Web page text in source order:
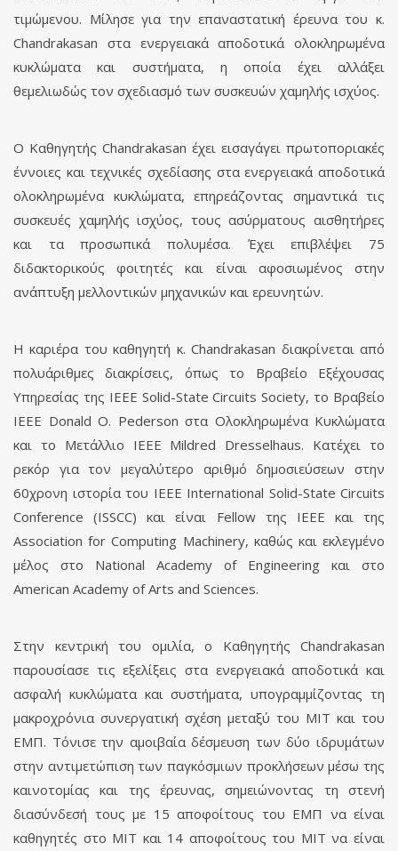
τιμώμενου. Μίλησε για την επαναστατική έρευνα του κ.
Chandrakasan στα ενεργειακά αποδοτικά ολοκληρωμένα
κυκλώματα και συστήματα, η οποία έχει αλλάξει
θεμελιωδώς τον σχεδιασμό των συσκευών χαμηλής ισχύος.
Ο Καθηγητής Chandrakasan έχει εισαγάγει πρωτοποριακές
έννοιες και τεχνικές σχεδίασης στα ενεργειακά αποδοτικά
ολοκληρωμένα κυκλώματα, επηρεάζοντας σημαντικά τις
συσκευές χαμηλής ισχύος, τους ασύρματους αισθητήρες
και τα προσωπικά πολυμέσα. Έχει επιβλέψει 75
διδακτορικούς φοιτητές και είναι αφοσιωμένος στην
ανάπτυξη μελλοντικών μηχανικών και ερευνητών.
Η καριέρα του καθηγητή κ. Chandrakasan διακρίνεται από
πολυάριθμες διακρίσεις, όπως το Βραβείο Εξέχουσας
Υπηρεσίας της IEEE Solid-State Circuits Society, το Βραβείο
IEEE Donald O. Pederson στα Ολοκληρωμένα Κυκλώματα
και το Μετάλλιο IEEE Mildred Dresselhaus. Κατέχει το
ρεκόρ για τον μεγαλύτερο αριθμό δημοσιεύσεων στην
60χρονη ιστορία του IEEE International Solid-State Circuits
Conference (ISSCC) και είναι Fellow της IEEE και της
Association for Computing Machinery, καθώς και εκλεγμένο
μέλος στο National Academy of Engineering και στο
American Academy of Arts and Sciences.
Στην κεντρική του ομιλία, ο Καθηγητής Chandrakasan
παρουσίασε τις εξελίξεις στα ενεργειακά αποδοτικά και
ασφαλή κυκλώματα και συστήματα, υπογραμμίζοντας τη
μακροχρόνια συνεργατική σχέση μεταξύ του MIT και του
ΕΜΠ. Τόνισε την αμοιβαία δέσμευση των δύο ιδρυμάτων
στην αντιμετώπιση των παγκόσμιων προκλήσεων μέσω της
καινοτομίας και της έρευνας, σημειώνοντας τη στενή
διασύνδεσή τους με 15 αποφοίτους του ΕΜΠ να είναι
καθηγητές στο MIT και 14 αποφοίτους του MIT να είναι